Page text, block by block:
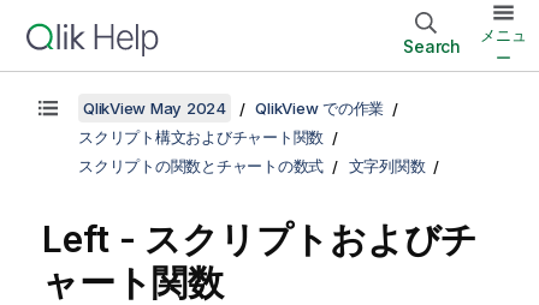
Search
メニュ
ー
QlikView May 2024
QlikView での作業
スクリプト構文およびチャート関数
スクリプトの関数とチャートの数式
文字列関数
Left - スクリプトおよびチ
ャート関数